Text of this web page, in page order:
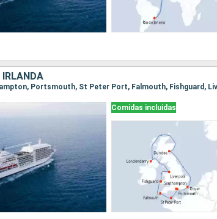
IRLANDA
Comidas incluidas